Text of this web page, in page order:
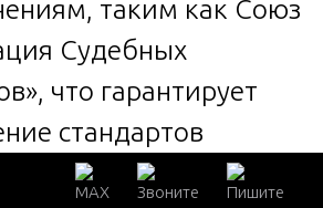
таким как Союз
Судебных
что гарантирует
стандартов
объективности